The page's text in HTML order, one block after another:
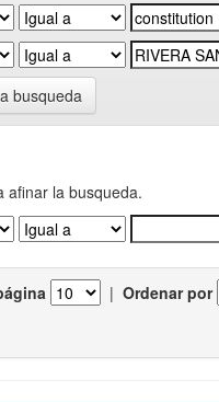
busqueda
afinar la busqueda.
| Ordenar por